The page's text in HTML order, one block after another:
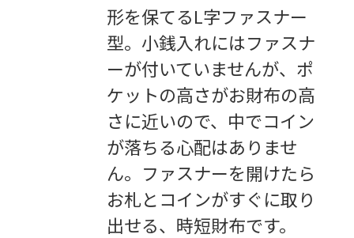
形を保てるL字ファスナー
型。小銭入れにはファスナ
ーが付いていませんが、ポ
ケットの高さがお財布の高
さに近いので、中でコイン
が落ちる心配はありませ
ん。ファスナーを開けたら
お札とコインがすぐに取り
出せる、時短財布です。